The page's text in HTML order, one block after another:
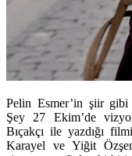
Pelin Esmer’in şiir
Şey 27 Ekim’de
Bıçakçı ile yazdığı
Karayel ve Yiğit